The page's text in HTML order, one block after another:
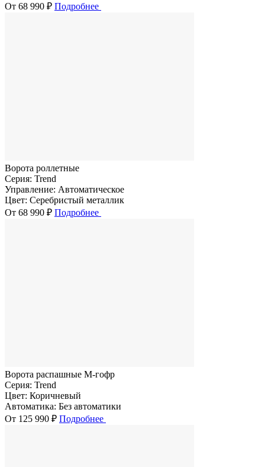
От 68 990 ₽ Подробнее
Ворота роллетные
Серия: Trend
Управление: Автоматическое
Цвет: Серебристый металлик
От 68 990 ₽ Подробнее
Ворота распашные M-гофр
Серия: Trend
Цвет: Коричневый
Автоматика: Без автоматики
От 125 990 ₽ Подробнее